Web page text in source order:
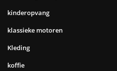
kinderopvang
klassieke motoren
Kleding
koffie